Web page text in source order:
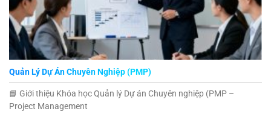
Quản Lý Dự Án Chuyên Nghiệp (PMP)
📘 Giới thiệu Khóa học Quản lý Dự án Chuyên nghiệp (PMP –
Project Management